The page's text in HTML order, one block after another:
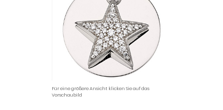
Für eine größere Ansicht klicken Sie auf das
Vorschaubild